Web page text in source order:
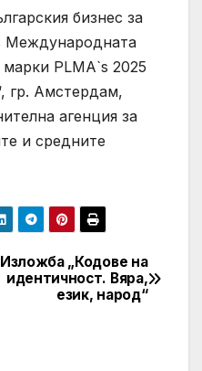
бизнес за
Международната
PLMA`s 2025
гр. Амстердам,
агенция за
и средните
Изложба „Кодове на
идентичност. Вяра,
език, народ“